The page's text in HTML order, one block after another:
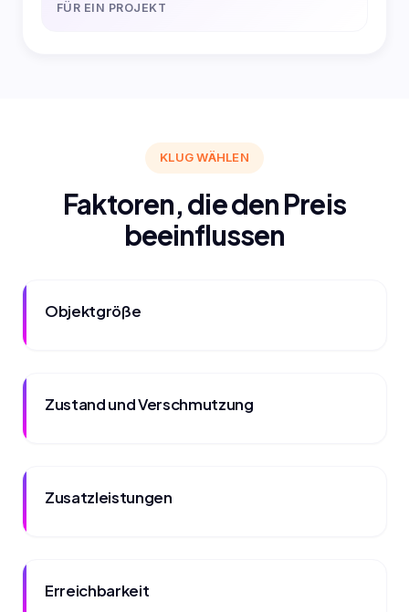
FÜR EIN PROJEKT
KLUG WÄHLEN
Faktoren, die den Preis
beeinflussen
Objektgröße
Zustand und Verschmutzung
Zusatzleistungen
Erreichbarkeit